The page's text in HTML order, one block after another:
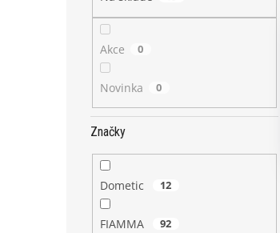
Akce 0
Novinka 0
Značky
Dometic 12
FIAMMA 92